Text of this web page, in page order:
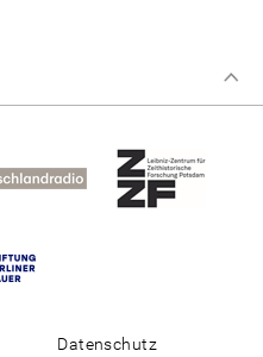
Datenschutz